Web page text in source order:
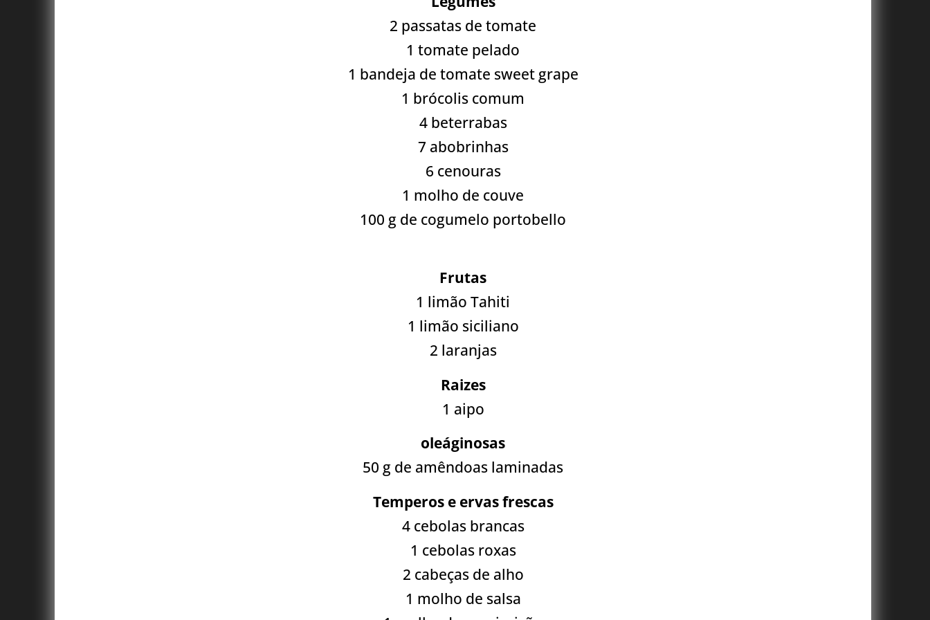
2 passatas de tomate
1 tomate pelado
1 bandeja de tomate sweet grape
1 brócolis comum
4 beterrabas
7 abobrinhas
6 cenouras
1 molho de couve
100 g de cogumelo portobello
Frutas
1 limão Tahiti
1 limão siciliano
2 laranjas
Raizes
1 aipo
oleáginosas
50 g de amêndoas laminadas
Temperos e ervas frescas
4 cebolas brancas
1 cebolas roxas
2 cabeças de alho
1 molho de salsa